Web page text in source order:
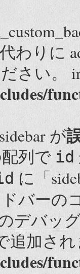
りに
ださい。
が
列で id
に「
バーの
デバッ
追加さ